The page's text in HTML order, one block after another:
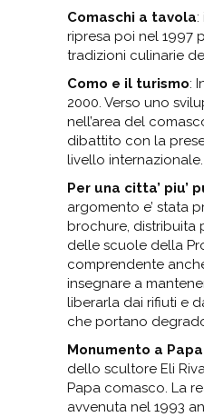
Comaschi a tavola:
ripresa poi nel 1997
tradizioni culinarie
Como e il turismo:
2000. Verso uno
nell’area del
dibattito con la
livello internazionale.
Per una citta’ piu’
argomento e’ stata
brochure, distribuita
delle scuole della
comprendente
insegnare a
liberarla dai rifiuti e
che portano
Monumento a
dello scultore Eli
Papa comasco. La
avvenuta nel 1993